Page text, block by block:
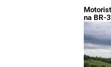
na BR-